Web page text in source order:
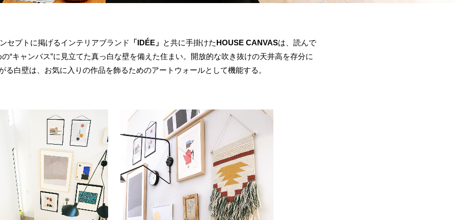
セプトに掲げるインテリアブランド 「IDÉE」 と共に手掛けたHOUSE CANVASは、読んで
“キャンバス”に見立てた真っ白な壁を備えた住まい。開放的な吹き抜けの天井高を存分に
る白壁は、お気に入りの作品を飾るためのアートウォールとして機能する。